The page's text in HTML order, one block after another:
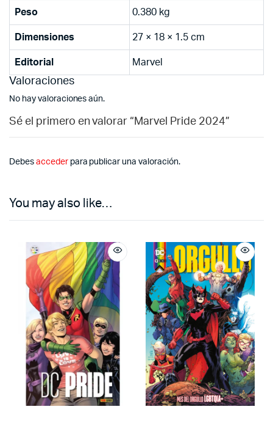
Peso 0.380 kg
Dimensiones 27 × 18 × 1.5 cm
Editorial Marvel
Valoraciones
No hay valoraciones aún.
Sé el primero en valorar “Marvel Pride 2024”
Debes accederpara publicar una valoración.
You may also like…